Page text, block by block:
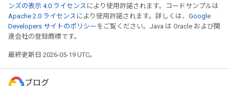
ンズの表示 4.0 ライセンス により使用許諾されます。コードサンプルは
Apache 2.0 ライセンス により使用許諾されます。詳しくは、 Google
Developers サイトのポリシー をご覧ください。Java は Oracle および関
連会社の登録商標です。
最終更新日 2026-05-19 UTC。
ブログ